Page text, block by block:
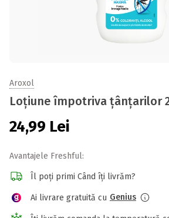
Aroxol
Loțiune împotriva țânțarilor
24,99 Lei
Avantajele Freshful:
Îl poți primi Când îți livrăm?
Ai livrare gratuită cu Genius